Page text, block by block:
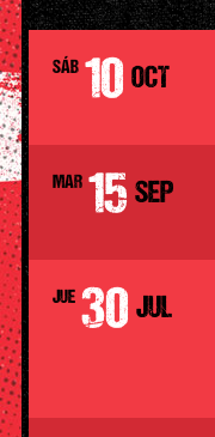
SÁB 10 OCT
MAR 15 SEP
JUE 30 JUL